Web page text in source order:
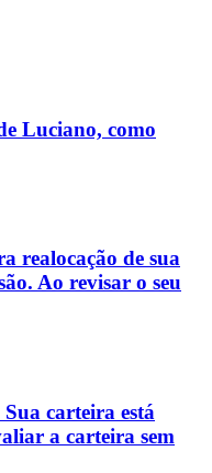
Luciano, como
realocação de sua
Ao revisar o seu
carteira está
a carteira sem